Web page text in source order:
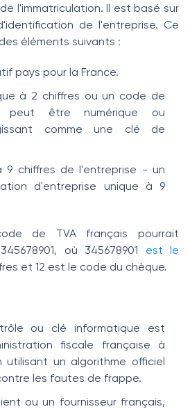
l'immatriculation. Il est basé sur
de l'entreprise. Ce
éléments suivants :
pays pour la France.
à 2 chiffres ou un code de
être numérique ou
comme une clé de
9 chiffres de l'entreprise - un
d'entreprise unique à 9
de TVA français pourrait
où 345678901 est le
et 12 est le code du chèque.
ou clé informatique est
fiscale française à
utilisant un algorithme officiel
les fautes de frappe.
ou un fournisseur français,